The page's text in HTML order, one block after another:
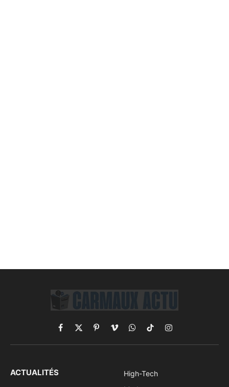
Facebook
X
(Twitter)
PinterestVimeoWhatsApp
TikTokInstagram
ACTUALITÉS
High-Tech